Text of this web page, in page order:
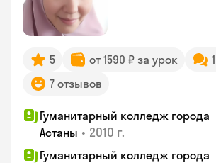
5 от 1590 ₽ за урок
7 отзывов
Гуманитарный колледж города
Астаны • 2010 г.
Гуманитарный колледж города